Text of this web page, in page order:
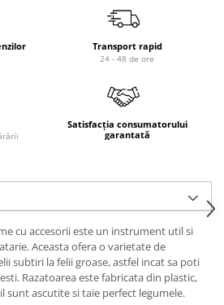
Transport rapid
24 - 48 de ore
Satisfacția consumatorului
garantată
cu accesorii este un instrument util si
Aceasta ofera o varietate de
subtiri la felii groase, astfel incat sa poti
Razatoarea este fabricata din plastic,
sunt ascutite si taie perfect legumele.